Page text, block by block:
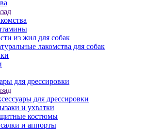
из жил для собак
лакомства для собак
для дрессировки
для дрессировки
и ухватки
костюмы
и аппорты